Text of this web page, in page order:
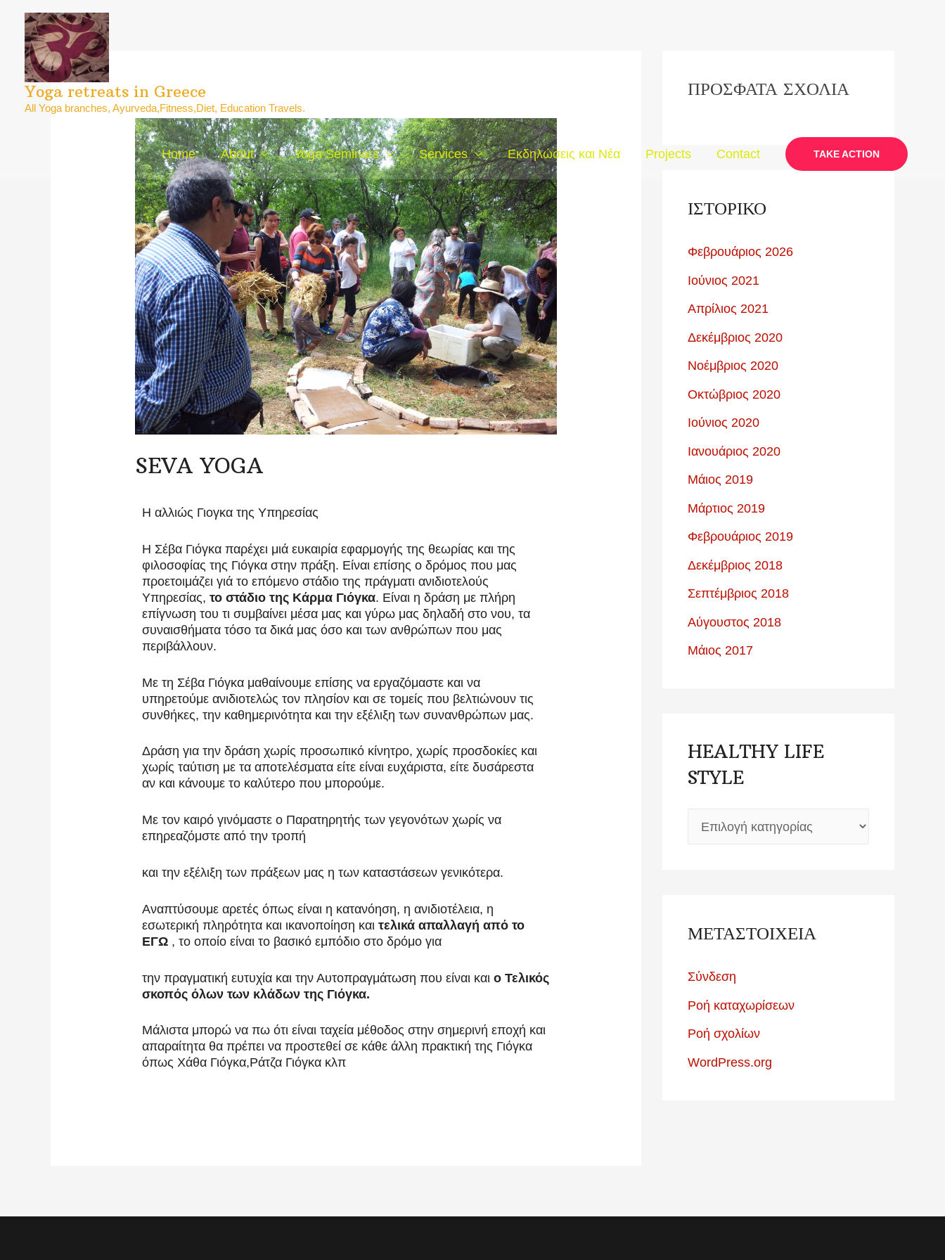
Yoga retreats in Greece
All Yoga branches, Ayurveda,Fitness,Diet, Education Travels.
Home About Yoga Seminars Services Εκδηλώσεις και Νέα Projects Contact TAKE ACTION
SEVA YOGA
Η αλλιώς Γιογκα της Υπηρεσίας
Η Σέβα Γιόγκα παρέχει μιά ευκαιρία εφαρμογής της θεωρίας και της
φιλοσοφίας της Γιόγκα στην πράξη. Είναι επίσης ο δρόμος που μας
προετοιμάζει γιά το επόμενο στάδιο της πράγματι ανιδιοτελούς
Υπηρεσίας, το στάδιο της Κάρμα Γιόγκα. Είναι η δράση με πλήρη
επίγνωση του τι συμβαίνει μέσα μας και γύρω μας δηλαδή στο νου, τα
συναισθήματα τόσο τα δικά μας όσο και των ανθρώπων που μας
περιβάλλουν.
Με τη Σέβα Γιόγκα μαθαίνουμε επίσης να εργαζόμαστε και να
υπηρετούμε ανιδιοτελώς τον πλησίον και σε τομείς που βελτιώνουν τις
συνθήκες, την καθημερινότητα και την εξέλιξη των συνανθρώπων μας.
Δράση για την δράση χωρίς προσωπικό κίνητρο, χωρίς προσδοκίες και
χωρίς ταύτιση με τα αποτελέσματα είτε είναι ευχάριστα, είτε δυσάρεστα
αν και κάνουμε το καλύτερο που μπορούμε.
Με τον καιρό γινόμαστε ο Παρατηρητής των γεγονότων χωρίς να
επηρεαζόμστε από την τροπή
και την εξέλιξη των πράξεων μας η των καταστάσεων γενικότερα.
Αναπτύσουμε αρετές όπως είναι η κατανόηση, η ανιδιοτέλεια, η
εσωτερική πληρότητα και ικανοποίηση καιτελικά απαλλαγή από το
ΕΓΩ , το οποίο είναι το βασικό εμπόδιο στο δρόμο για
την πραγματική ευτυχία και την Αυτοπραγμάτωση που είναι καιο Τελικός
σκοπός όλων των κλάδων της Γιόγκα.
Μάλιστα μπορώ να πω ότι είναι ταχεία μέθοδος στην σημερινή εποχή και
απαραίτητα θα πρέπει να προστεθεί σε κάθε άλλη πρακτική της Γιόγκα
όπως Χάθα Γιόγκα,Ράτζα Γιόγκα κλπ
ΠΡΌΣΦΑΤΑ ΣΧΌΛΙΑ
ΙΣΤΟΡΙΚΌ
Φεβρουάριος 2026
Ιούνιος 2021
Απρίλιος 2021
Δεκέμβριος 2020
Νοέμβριος 2020
Οκτώβριος 2020
Ιούνιος 2020
Ιανουάριος 2020
Μάιος 2019
Μάρτιος 2019
Φεβρουάριος 2019
Δεκέμβριος 2018
Σεπτέμβριος 2018
Αύγουστος 2018
Μάιος 2017
HEALTHY LIFE
STYLE
ΜΕΤΑΣΤΟΙΧΕΊΑ
Σύνδεση
Ροή καταχωρίσεων
Ροή σχολίων
WordPress.org